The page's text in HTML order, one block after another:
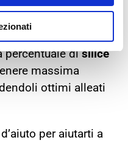
dell’
percentuale disilice
massima
ottimi alleati
per aiutarti a